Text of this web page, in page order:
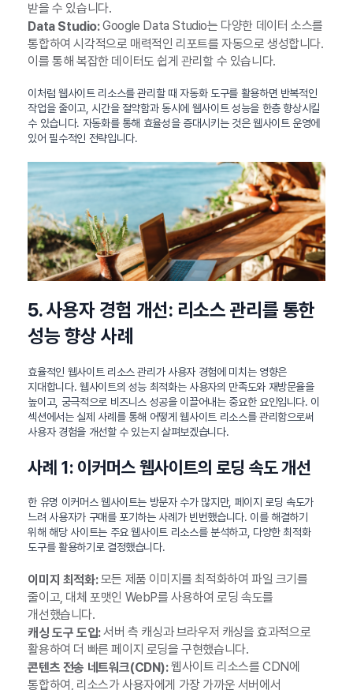
받을 수 있습니다.
Data Studio:Google Data Studio는 다양한 데이터 소스를
통합하여 시각적으로 매력적인 리포트를 자동으로 생성합니다.
이를 통해 복잡한 데이터도 쉽게 관리할 수 있습니다.
이처럼 웹사이트 리소스를 관리할 때 자동화 도구를 활용하면 반복적인
작업을 줄이고, 시간을 절약함과 동시에 웹사이트 성능을 한층 향상시킬
수 있습니다. 자동화를 통해 효율성을 증대시키는 것은 웹사이트 운영에
있어 필수적인 전략입니다.
5. 사용자 경험 개선: 리소스 관리를 통한
성능 향상 사례
효율적인 웹사이트 리소스 관리가 사용자 경험에 미치는 영향은
지대합니다. 웹사이트의 성능 최적화는 사용자의 만족도와 재방문율을
높이고, 궁극적으로 비즈니스 성공을 이끌어내는 중요한 요인입니다. 이
섹션에서는 실제 사례를 통해 어떻게 웹사이트 리소스를 관리함으로써
사용자 경험을 개선할 수 있는지 살펴보겠습니다.
사례 1: 이커머스 웹사이트의 로딩 속도 개선
한 유명 이커머스 웹사이트는 방문자 수가 많지만, 페이지 로딩 속도가
느려 사용자가 구매를 포기하는 사례가 빈번했습니다. 이를 해결하기
위해 해당 사이트는 주요 웹사이트 리소스를 분석하고, 다양한 최적화
도구를 활용하기로 결정했습니다.
이미지 최적화:모든 제품 이미지를 최적화하여 파일 크기를
줄이고, 대체 포맷인 WebP를 사용하여 로딩 속도를
개선했습니다.
캐싱 도구 도입:서버 측 캐싱과 브라우저 캐싱을 효과적으로
활용하여 더 빠른 페이지 로딩을 구현했습니다.
콘텐츠 전송 네트워크(CDN):웹사이트 리소스를 CDN에
통합하여, 리소스가 사용자에게 가장 가까운 서버에서